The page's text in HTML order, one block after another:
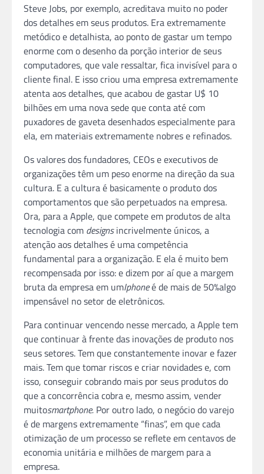
Steve Jobs, por exemplo, acreditava muito no poder
dos detalhes em seus produtos. Era extremamente
metódico e detalhista, ao ponto de gastar um tempo
enorme com o desenho da porção interior de seus
computadores, que vale ressaltar, fica invisível para o
cliente final. E isso criou uma empresa extremamente
atenta aos detalhes, que acabou de gastar U$ 10
bilhões em uma nova sede que conta até com
puxadores de gaveta desenhados especialmente para
ela, em materiais extremamente nobres e refinados.
Os valores dos fundadores, CEOs e executivos de
organizações têm um peso enorme na direção da sua
cultura. E a cultura é basicamente o produto dos
comportamentos que são perpetuados na empresa.
Ora, para a Apple, que compete em produtos de alta
tecnologia com designsincrivelmente únicos, a
atenção aos detalhes é uma competência
fundamental para a organização. E ela é muito bem
recompensada por isso: e dizem por aí que a margem
bruta da empresa em umIphoneé de mais de 50%algo
impensável no setor de eletrônicos.
Para continuar vencendo nesse mercado, a Apple tem
que continuar à frente das inovações de produto nos
seus setores. Tem que constantemente inovar e fazer
mais. Tem que tomar riscos e criar novidades e, com
isso, conseguir cobrando mais por seus produtos do
que a concorrência cobra e, mesmo assim, vender
muitosmartphone. Por outro lado, o negócio do varejo
é de margens extremamente “finas”, em que cada
otimização de um processo se reflete em centavos de
economia unitária e milhões de margem para a
empresa.